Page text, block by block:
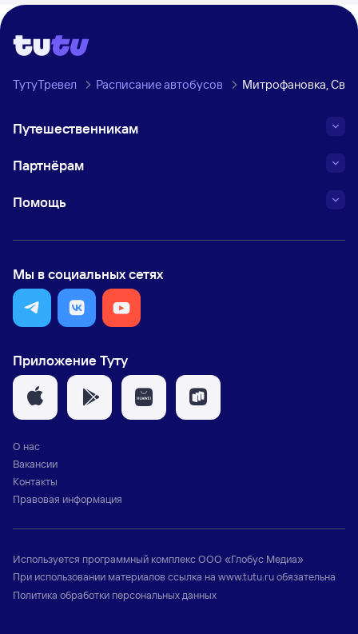
ТутуТревел Расписание автобусов Митрофановка,
Путешественникам
Партнёрам
Помощь
Мы в социальных сетях
Приложение Туту
О нас
Вакансии
Контакты
Правовая информация
Используется программный комплексООО «Глобус Медиа»
При использовании материалов ссылка на www.tutu.ruобязательна
Политика обработки персональных данных